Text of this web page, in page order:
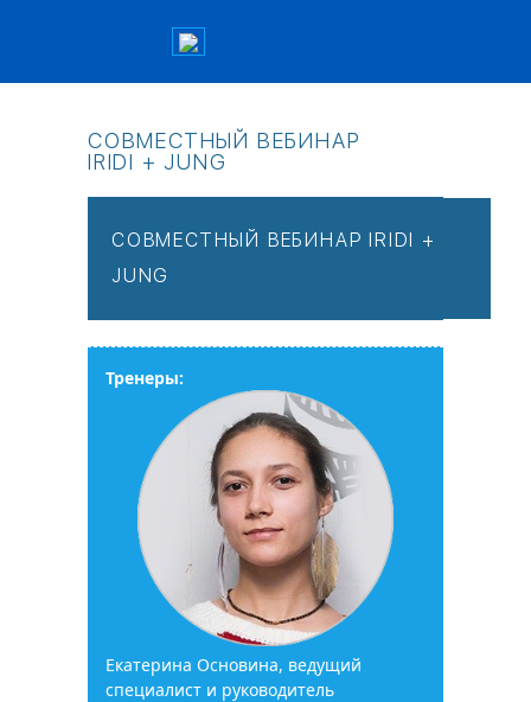
СОВМЕСТНЫЙ ВЕБИНАР
IRIDI + JUNG
СОВМЕСТНЫЙ ВЕБИНАР IRIDI +
JUNG
Тренеры:
Екатерина Основина, ведущий
специалист и руководитель